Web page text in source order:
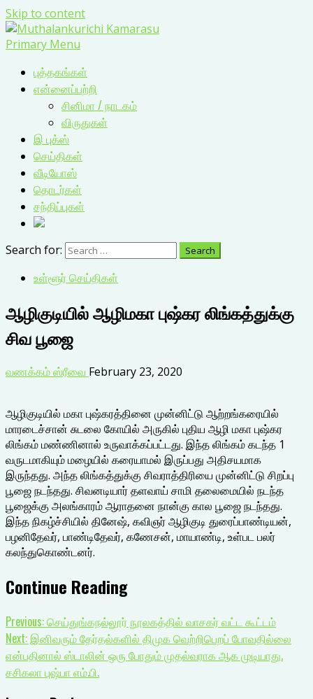
Skip to content
Primary Menu
புத்தகங்கள்
என்னைப்பற்றி
சினிமா / நாடகம்
விருதுகள்
இ புக்ஸ்
செய்திகள்
வீடியோஸ்
தொடர்கள்
சந்திப்புகள்
Search for:
உள்ளூர் செய்திகள்
ஆழிகுடியில் ஆழிமகா புஷ்கர லிங்கத்துக்கு
சிவ பூஜை
வணக்கம் ஸ்ரீவை February 23, 2020
ஆழிகுடியில் மகா புஷ்கரத்தினை முன்னிட்டு ஆற்றங்கரையில்
மாரடைச்சான் சுடலை கோயில் அருகில் புதிய ஆழி மகா புஷ்கர
லிங்கம் மண்ணினால் உருவாக்கப்பட்டது. இந்த லிங்கம் கடந்த 1
வருடமாகியும் மழையில் கரையாமல் இருப்பது அதிசயமாக
இருந்தது. அந்த லிங்கத்துக்கு சிவராத்திரியை முன்னிட்டு சிறப்பு
பூஜை நடந்தது. சிவனடியார் தளவாய் சாமி தலைமையில் நடந்த
பூஜைக்கு அலங்காரம் ஆராதனை நான்கு கால பூஜை நடந்தது.
இந்த நிகழ்ச்சியில் தினேஷ், கவிஞர் ஆழிகுடி துரைப்பாண்டியன்,
பழனிதேவர், பாண்டிதேவர், கணேசன், மாயாண்டி, உள்பட பலர்
கலந்துகொண்டனர்.
Continue Reading
Previous:செய்துங்கநல்லூர் நூலகத்தில் வாசகர் வட்ட கூட்டம்
Next: இனிவரும் தேர்தல்களில் திமுக வெற்றிபெறப் போவதில்லை
என்பதினால் ஸ்டாலின் ஒரு போதும் முதல்வராக ஆக முடியாது.
சசிகலா புஷ்பா எம்.பி.